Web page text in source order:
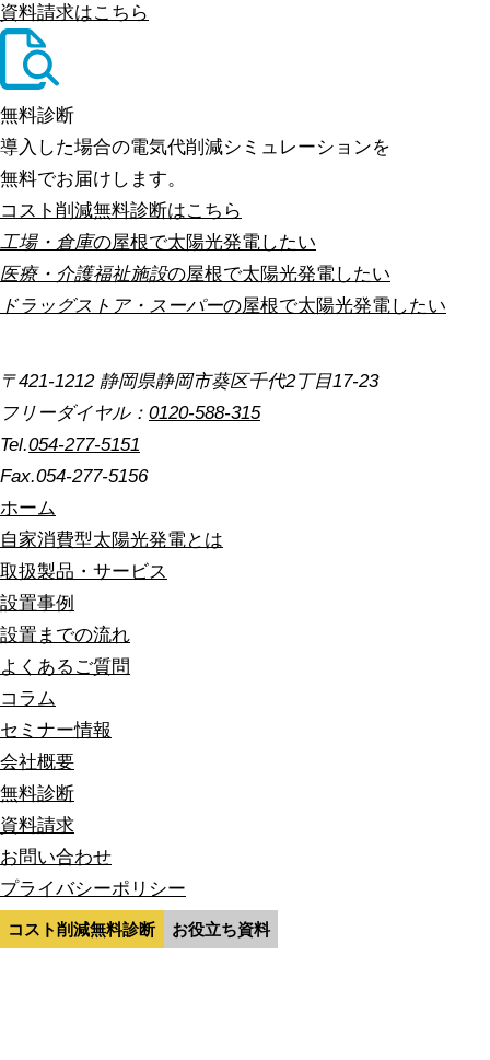
コスト削減無料診断 お役立ち資料
資料請求はこちら
無料診断
導入した場合の電気代削減シミュレーションを
無料でお届けします。
コスト削減無料診断はこちら
工場・倉庫の屋根で太陽光発電したい
医療・介護福祉施設の屋根で太陽光発電したい
ドラッグストア・スーパーの屋根で太陽光発電したい
〒421-1212 静岡県静岡市葵区千代2丁目17-23
フリーダイヤル： 0120-588-315
Tel.054-277-5151
Fax.054-277-5156
ホーム
自家消費型太陽光発電とは
取扱製品・サービス
設置事例
設置までの流れ
よくあるご質問
コラム
セミナー情報
会社概要
無料診断
資料請求
お問い合わせ
プライバシーポリシー
サイトマップ
コスト削減無料診断